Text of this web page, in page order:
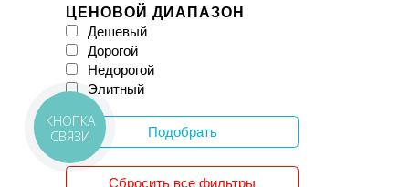
120x120
120x20
120x240
120x260
120x270
120x278
120x280
120x300
12x25
ЦЕНОВОЙ ДИАПАЗОН
Дешевый
Дорогой
Недорогой
Элитный
Подобрать
Сбросить все фильтры
КНОПКА
СВЯЗИ